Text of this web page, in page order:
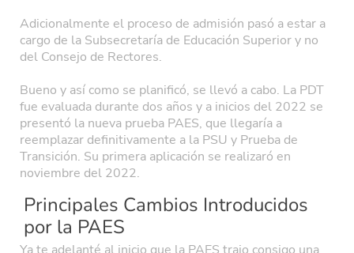
Adicionalmente el proceso de admisión pasó a estar a
cargo de la Subsecretaría de Educación Superior y no
del Consejo de Rectores.
Bueno y así como se planificó, se llevó a cabo. La PDT
fue evaluada durante dos años y a inicios del 2022 se
presentó la nueva prueba PAES, que llegaría a
reemplazar definitivamente a la PSU y Prueba de
Transición. Su primera aplicación se realizaró en
noviembre del 2022.
Principales Cambios Introducidos
por la PAES
Ya te adelanté al inicio que la PAES trajo consigo una